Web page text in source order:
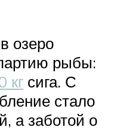
озеро
рыбы:
кг сига. С
стало
а заботой о